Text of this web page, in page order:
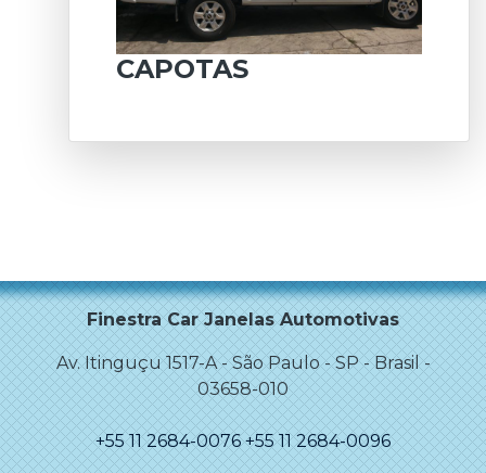
CAPOTAS
Finestra Car Janelas Automotivas
Av. Itinguçu 1517-A-São Paulo-SP - Brasil-
03658-010
+55 11 2684-0076 +55 11 2684-0096